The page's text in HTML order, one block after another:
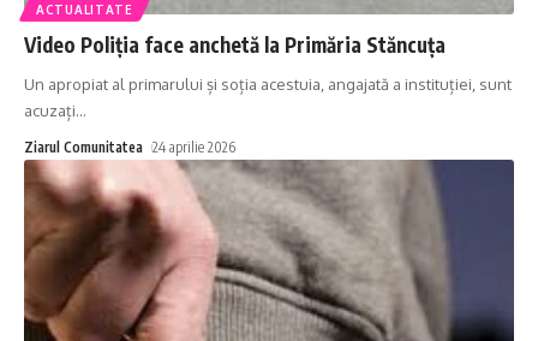
ACTUALITATE
Video Poliția face anchetă la Primăria Stăncuța
Un apropiat al primarului și soția acestuia, angajată a instituției, sunt
acuzați…
Ziarul Comunitatea 24 aprilie 2026